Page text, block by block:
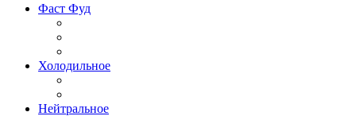
Фаст Фуд
Холодильное
Нейтральное